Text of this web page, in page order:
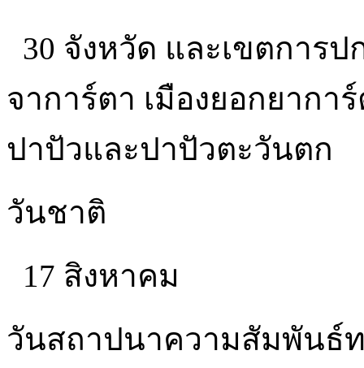
30 จังหวัด และเขตการป
จาการ์ตา เมืองยอกยากา
ปาปัวและปาปัวตะวันตก
วันชาติ
17 สิงหาคม
วันสถาปนาความสัมพันธ์